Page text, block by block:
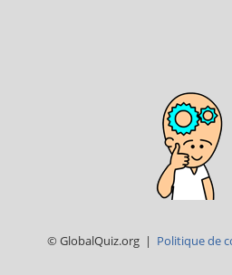
© GlobalQuiz.org | Politique de